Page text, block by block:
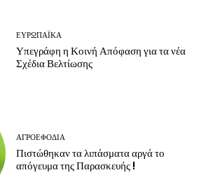
ΕΥΡΩΠΑΪΚΆ
Υπεγράφη η Κοινή Απόφαση για τα νέα
Σχέδια Βελτίωσης
ΑΓΡΟΕΦΌΔΙΑ
Πιστώθηκαν τα λιπάσματα αργά το
απόγευμα της Παρασκευής !